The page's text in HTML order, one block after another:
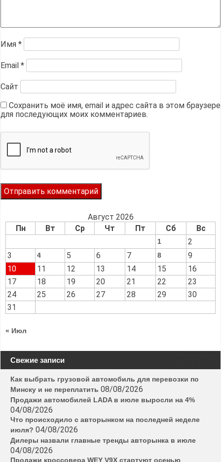
Имя *
Email *
Сайт
Сохранить моё имя, email и адрес сайта в этом браузере
для последующих моих комментариев.
Август 2026
Пн
Вт Ср Чт Пт Сб Вс
1
2
3
4 5 6 7 8
9
10
11 12 13 14 15
16
17
18 19 20 21 22
23
24
25 26 27 28 29
30
31
« Июл
Свежие записи
Как выбрать грузовой автомобиль для перевозки по
Минску и не переплатить 08/08/2026
Продажи автомобилей LADA в июле выросли на 4%
04/08/2026
Что происходило с авторынком на последней неделе
июля? 04/08/2026
Дилеры назвали главные тренды авторынка в июле
04/08/2026
Продажи кроссовера WEY V9X стартуют осенью